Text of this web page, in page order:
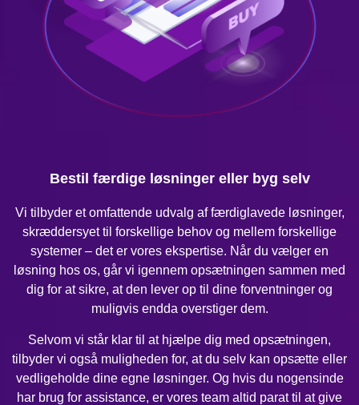
Bestil færdige løsninger eller byg selv
Vi tilbyder et omfattende udvalg af færdiglavede løsninger,
skræddersyet til forskellige behov og mellem forskellige
systemer – det er vores ekspertise. Når du vælger en
løsning hos os, går vi igennem opsætningen sammen med
dig for at sikre, at den lever op til dine forventninger og
muligvis endda overstiger dem.
Selvom vi står klar til at hjælpe dig med opsætningen,
tilbyder vi også muligheden for, at du selv kan opsætte eller
vedligeholde dine egne løsninger. Og hvis du nogensinde
har brug for assistance, er vores team altid parat til at give